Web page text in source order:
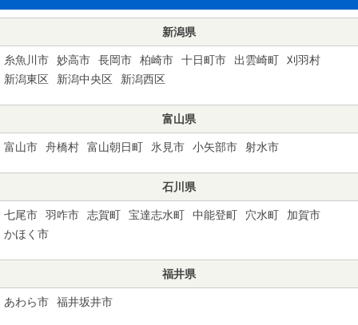
新潟県
糸魚川市 妙高市 長岡市 柏崎市 十日町市 出雲崎町
刈羽村
新潟東区
新潟中央区 新潟西区
富山県
富山市 舟橋村 富山朝日町 氷見市 小矢部市 射水市
石川県
七尾市 羽咋市 志賀町 宝達志水町 中能登町 穴水町
加賀市
かほく市
福井県
あわら市 福井坂井市